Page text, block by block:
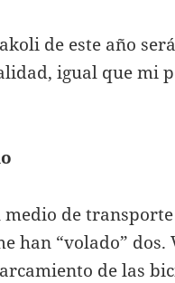
de este año
igual que mi
medio de
han “volado”
de las